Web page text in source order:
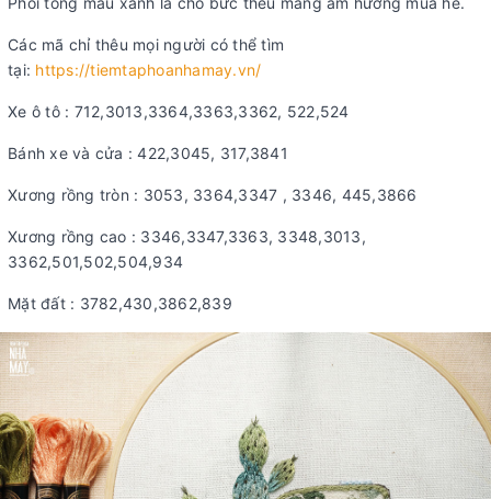
Các mã chỉ thêu mọi người có thể tìm
tại: https://tiemtaphoanhamay.vn/
Xe ô tô : 712,3013,3364,3363,3362, 522,524
Bánh xe và cửa : 422,3045, 317,3841
Xương rồng tròn : 3053, 3364,3347 , 3346, 445,3866
Xương rồng cao : 3346,3347,3363, 3348,3013,
3362,501,502,504,934
Mặt đất : 3782,430,3862,839